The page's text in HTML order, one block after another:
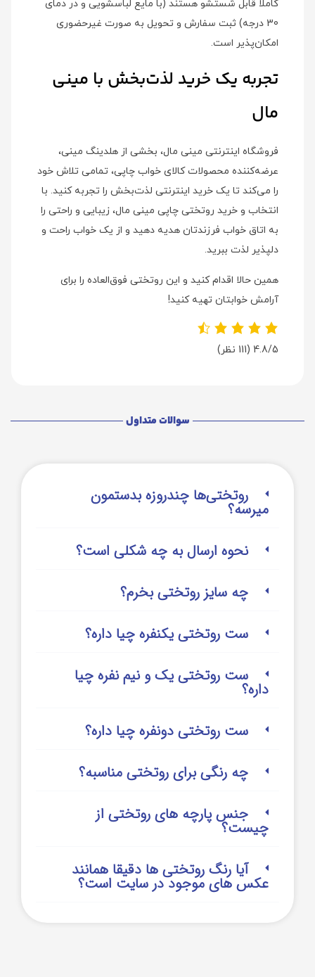
کاملاً قابل شستشو هستند (با مایع لباسشویی و در دمای
30 درجه) ثبت سفارش و تحویل به صورت غیرحضوری
امکان‌پذیر است.
تجربه یک خرید لذت‌بخش با مینی
مال
فروشگاه اینترنتی مینی مال، بخشی از هلدینگ مینی،
عرضه‌کننده محصولات کالای خواب چاپی، تمامی تلاش خود
را می‌کند تا یک خرید اینترنتی لذت‌بخش را تجربه کنید. با
انتخاب و خرید روتختی چاپی مینی مال، زیبایی و راحتی را
به اتاق خواب فرزندتان هدیه دهید و از یک خواب راحت و
دلپذیر لذت ببرید.
همین حالا اقدام کنید و این روتختی فوق‌العاده را برای
آرامش خوابتان تهیه کنید!
4.8/5 (111 نظر)
سوالات متداول
روتختی‌‌ها چندروزه بدستمون
میرسه؟
نحوه ارسال به چه شکلی است؟
چه سایز روتختی بخرم؟
ست روتختی یکنفره چیا داره؟
ست روتختی یک و نیم نفره چیا
داره؟
ست روتختی دونفره چیا داره؟
چه رنگی برای روتختی مناسبه؟
جنس پارچه های روتختی از
چیست؟
آیا رنگ روتختی ها دقیقا همانند
عکس های موجود در سایت است؟